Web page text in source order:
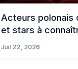
Acteurs polonais
et stars à
Juil 22, 2026